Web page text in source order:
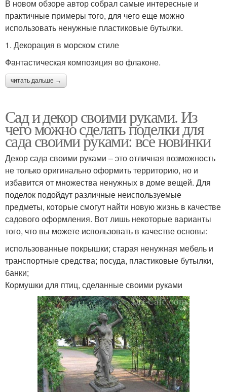
В новом обзоре автор собрал самые интересные и
практичные примеры того, для чего еще можно
использовать ненужные пластиковые бутылки.
1. Декорация в морском стиле
Фантастическая композиция во флаконе.
читать дальше →
Сад и декор своими руками. Из
чего можно сделать поделки для
сада своими руками: все новинки
Декор сада своими руками – это отличная возможность
не только оригинально оформить территорию, но и
избавится от множества ненужных в доме вещей. Для
поделок подойдут различные неиспользуемые
предметы, которые смогут найти новую жизнь в качестве
садового оформления. Вот лишь некоторые варианты
того, что вы можете использовать в качестве основы:
использованные покрышки; старая ненужная мебель и
транспортные средства; посуда, пластиковые бутылки,
банки;
Кормушки для птиц, сделанные своими руками